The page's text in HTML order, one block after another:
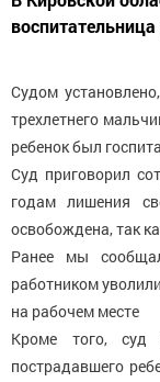
Судом
трехлетнего
ребенок был
Суд приговорил
годам лишения
освобождена, так
Ранее мы
работником
на рабочем месте
Кроме того, суд
пострадавшего